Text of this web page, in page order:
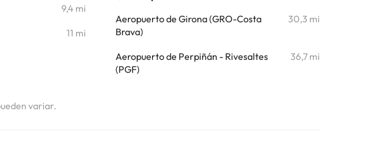
9,4 mi
11 mi
Aeropuerto de Girona (GRO-Costa
Brava)
30,3 mi
Aeropuerto de Perpiñán - Rivesaltes
(PGF)
36,7 mi
variar.